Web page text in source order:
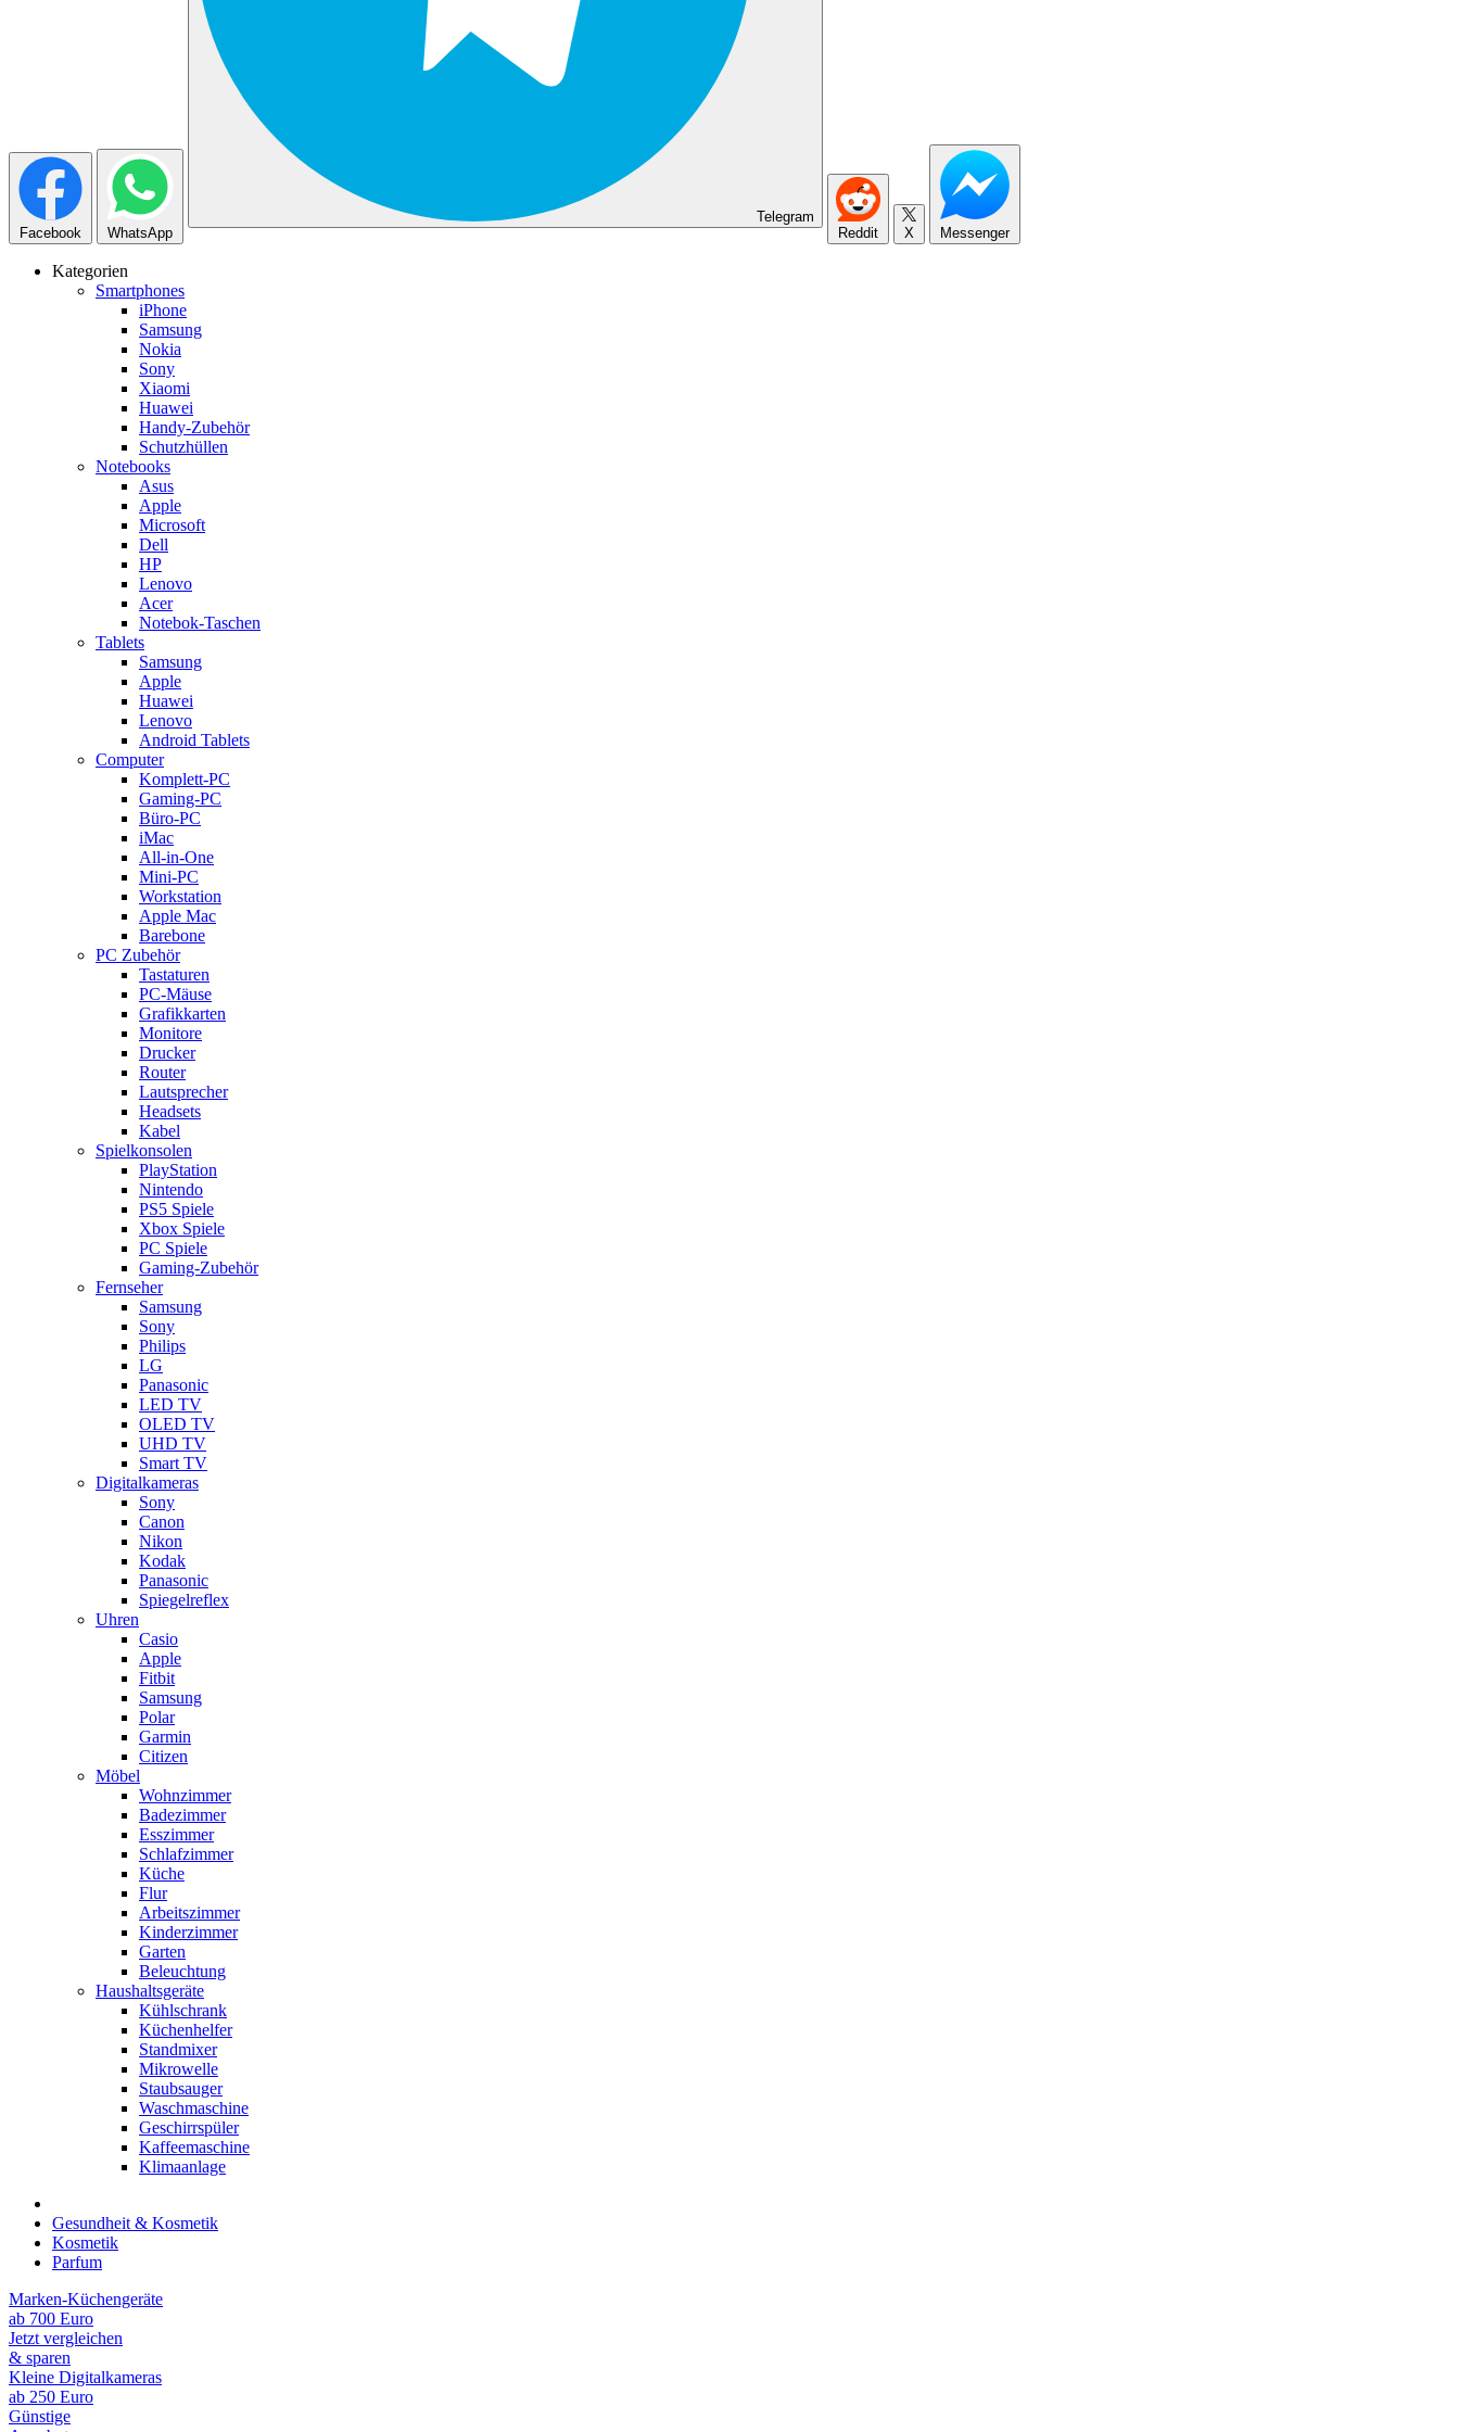
Facebook WhatsApp
Telegram
Reddit
X Messenger
Kategorien
Smartphones
iPhone
Samsung
Nokia
Sony
Xiaomi
Huawei
Handy-Zubehör
Schutzhüllen
Notebooks
Asus
Apple
Microsoft
Dell
HP
Lenovo
Acer
Notebok-Taschen
Tablets
Samsung
Apple
Huawei
Lenovo
Android Tablets
Computer
Komplett-PC
Gaming-PC
Büro-PC
iMac
All-in-One
Mini-PC
Workstation
Apple Mac
Barebone
PC Zubehör
Tastaturen
PC-Mäuse
Grafikkarten
Monitore
Drucker
Router
Lautsprecher
Headsets
Kabel
Spielkonsolen
PlayStation
Nintendo
PS5 Spiele
Xbox Spiele
PC Spiele
Gaming-Zubehör
Fernseher
Samsung
Sony
Philips
LG
Panasonic
LED TV
OLED TV
UHD TV
Smart TV
Digitalkameras
Sony
Canon
Nikon
Kodak
Panasonic
Spiegelreflex
Uhren
Casio
Apple
Fitbit
Samsung
Polar
Garmin
Citizen
Möbel
Wohnzimmer
Badezimmer
Esszimmer
Schlafzimmer
Küche
Flur
Arbeitszimmer
Kinderzimmer
Garten
Beleuchtung
Haushaltsgeräte
Kühlschrank
Küchenhelfer
Standmixer
Mikrowelle
Staubsauger
Waschmaschine
Geschirrspüler
Kaffeemaschine
Klimaanlage
Gesundheit & Kosmetik
Kosmetik
Parfum
Marken-Küchengeräte
ab 700 Euro
Jetzt vergleichen
& sparen
Kleine Digitalkameras
ab 250 Euro
Günstige